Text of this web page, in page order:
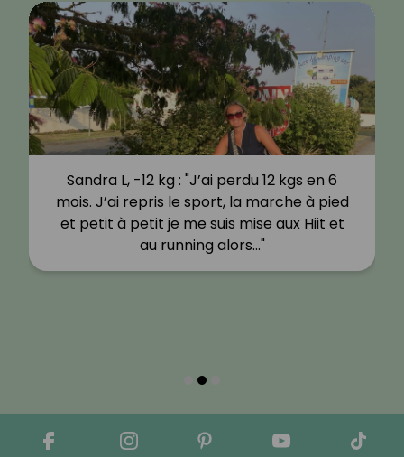
Sandra L, -12 kg : "J’ai perdu 12 kgs en 6
mois. J’ai repris le sport, la marche à pied
et petit à petit je me suis mise aux Hiit et
au running alors…"